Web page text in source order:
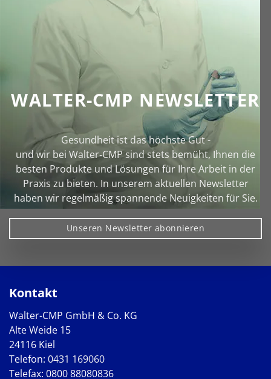
WALTER-CMP NEWSLETTER
Gesundheit ist das höchste Gut -
und wir bei Walter‑CMP sind stets bemüht, Ihnen die
besten Produkte und Lösungen für Ihre Arbeit in der
Praxis zu bieten. In unserem aktuellen Newsletter
haben wir regelmäßig spannende Neuigkeiten für Sie.
Unseren Newsletter abonnieren
Kontakt
Walter-CMP GmbH & Co. KG
Alte Weide 15
24116 Kiel
Telefon: 0431 169060
Telefax: 0800 88080836